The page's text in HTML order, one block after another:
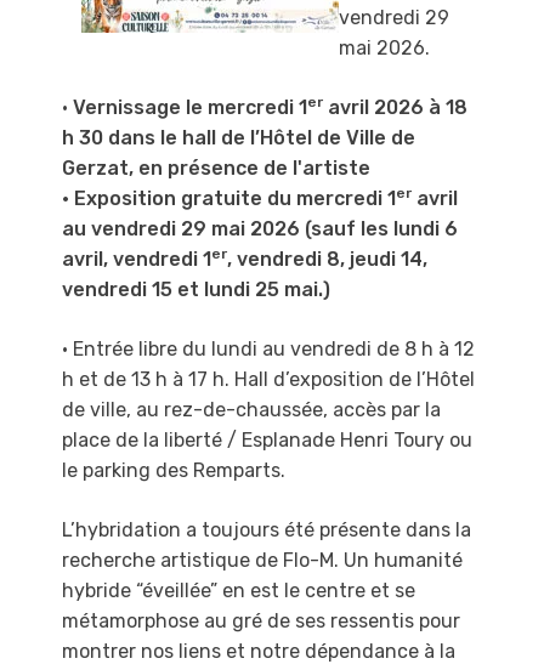
vendredi 29
mai 2026.
• Vernissage le mercredi 1er avril 2026 à 18
h 30 dans le hall de l’Hôtel de Ville de
Gerzat, en présence de l'artiste
• Exposition gratuite du mercredi 1er avril
au vendredi 29 mai 2026 (sauf les lundi 6
avril, vendredi 1er, vendredi 8, jeudi 14,
vendredi 15 et lundi 25 mai.)
• Entrée libre du lundi au vendredi de 8 h à 12
h et de 13 h à 17 h. Hall d’exposition de l’Hôtel
de ville, au rez-de-chaussée, accès par la
place de la liberté / Esplanade Henri Toury ou
le parking des Remparts.
L’hybridation a toujours été présente dans la
recherche artistique de Flo-M. Un humanité
hybride “éveillée” en est le centre et se
métamorphose au gré de ses ressentis pour
montrer nos liens et notre dépendance à la